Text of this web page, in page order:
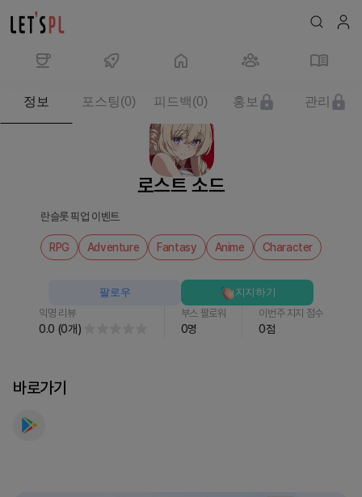
서
로스트 소드
란슬롯 픽업 이벤트
RPG Adventure Fantasy Anime Character
익명 리뷰
0.0 (0개)
부스 팔로워
0명
이번주 지지 점수
0점
팔로우 지지하기
정보 포스팅(0) 피드백 (0) 홍보 관리
바로가기